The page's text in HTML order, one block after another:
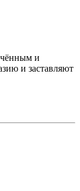
и
и заставляют